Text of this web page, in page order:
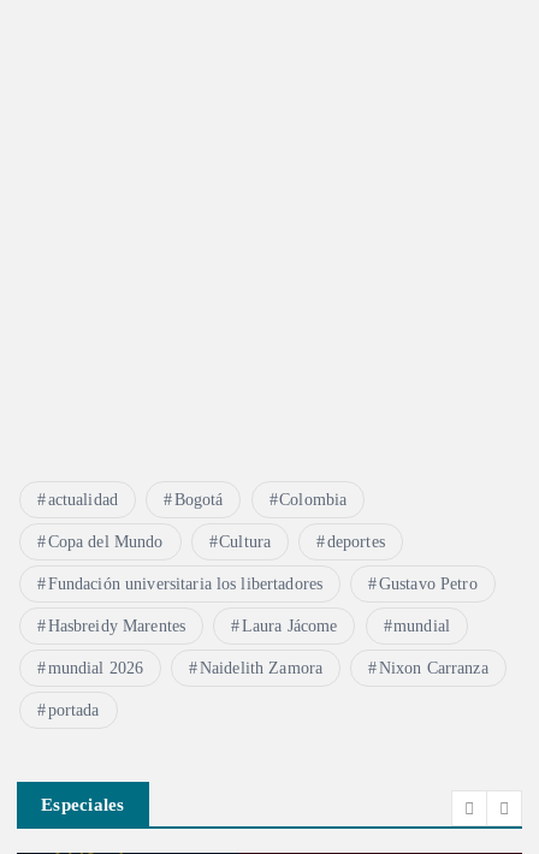
actualidad Bogotá Colombia
Copa del Mundo Cultura deportes
Fundación universitaria los libertadores Gustavo Petro
Hasbreidy Marentes Laura Jácome mundial
mundial 2026 Naidelith Zamora Nixon Carranza
portada
Especiales